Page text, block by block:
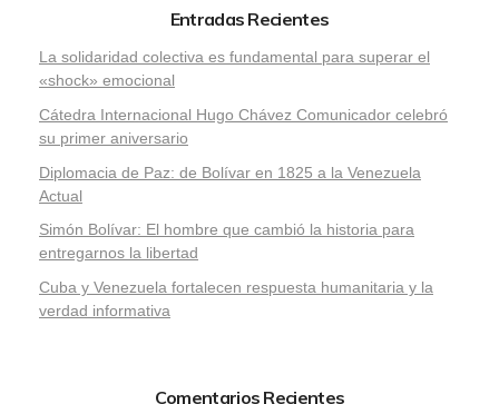
Entradas Recientes
La solidaridad colectiva es fundamental para superar el
«shock» emocional
Cátedra Internacional Hugo Chávez Comunicador celebró
su primer aniversario
Diplomacia de Paz: de Bolívar en 1825 a la Venezuela
Actual
Simón Bolívar: El hombre que cambió la historia para
entregarnos la libertad
​Cuba y Venezuela fortalecen respuesta humanitaria y la
verdad informativa
Comentarios Recientes